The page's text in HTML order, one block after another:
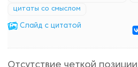
цитаты со смыслом
Cлайд с цитатой
Отсутствие четкой